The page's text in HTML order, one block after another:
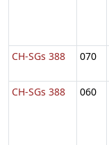
CH-SGs 388 070
CH-SGs 388
060